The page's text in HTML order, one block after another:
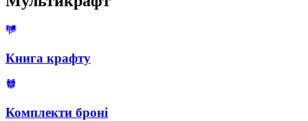
Книга крафту
Комплекти броні